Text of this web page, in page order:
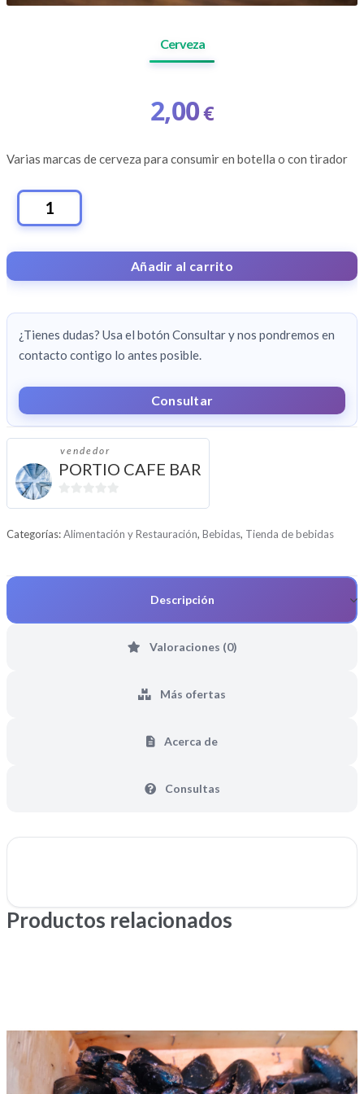
Cerveza
2,00€
Varias marcas de cerveza para consumir en botella o con tirador
CERVEZA
Añadir al carrito
¿Tienes dudas? Usa el botón Consultar y nos pondremos en
contacto contigo lo antes posible.
Consultar
vendedor
PORTIO CAFE BAR
e
Categorías:Alimentación y Restauración, Bebidas, Tienda de bebidas
Descripción
Valoraciones (0)
Más ofertas
Acerca de
Consultas
Productos relacionados